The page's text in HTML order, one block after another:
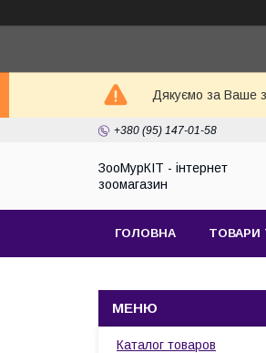
Дякуємо за Ваше
+380 (95) 147-01-58
ЗооМурКІТ - інтернет
зоомагазин
ГОЛОВНА ТОВАРИ
Каталог товаров